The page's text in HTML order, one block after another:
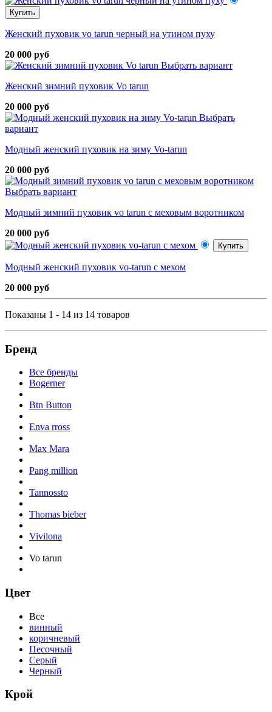
Купить
Женский пуховик vo tarun черный на утином пуху
20 000 руб
Выбрать вариант
Женский зимний пуховик Vo tarun
20 000 руб
Выбрать
вариант
Модный женский пуховик на зиму Vo-tarun
20 000 руб
Выбрать вариант
Модный зимний пуховик vo tarun с меховым воротником
20 000 руб
Купить
Модный женский пуховик vo-tarun с мехом
20 000 руб
Показаны 1 - 14 из 14 товаров
Бренд
Все бренды
Bogerner
Btn Button
Enva rross
Max Mara
Pang million
Tannossto
Thomas bieber
Vivilona
Vo tarun
Цвет
Все
винный
коричневый
Песочный
Серый
Черный
Крой